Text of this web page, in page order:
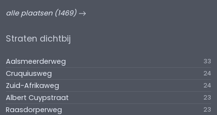
alle plaatsen (1469)
Straten dichtbij
Aalsmeerderweg 33
Cruquiusweg 24
Zuid-Afrikaweg 24
Albert Cuypstraat 23
Raasdorperweg 23